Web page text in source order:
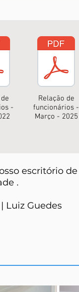
-
Relação de
funcionários -
Março - 2025
escritório de
.
Luiz Guedes